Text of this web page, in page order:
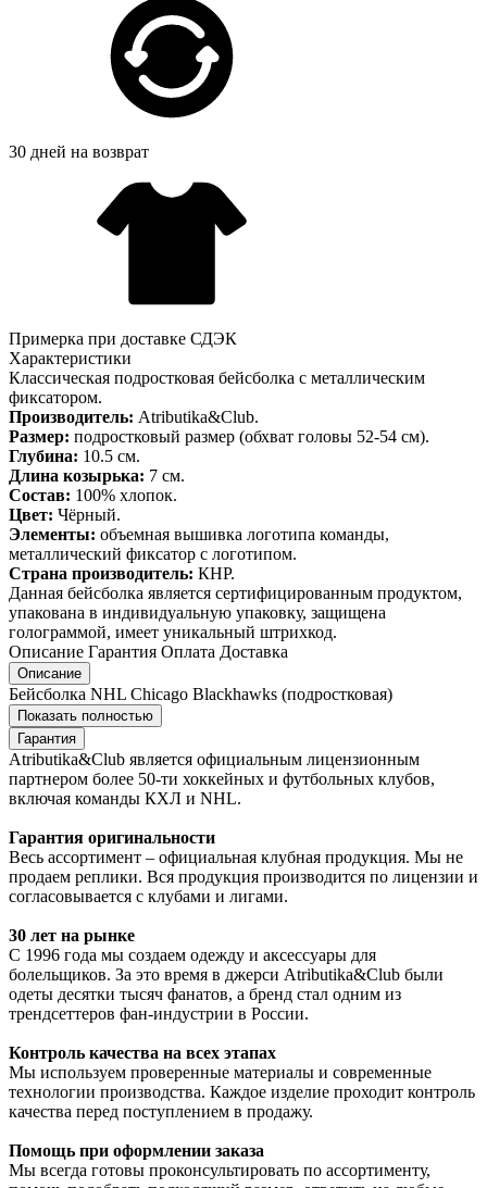
30 дней на возврат
Примерка при доставке СДЭК
Характеристики
Классическая подростковая бейсболка с металлическим
фиксатором.
Производитель: Atributika&Club.
Размер: подростковый размер (обхват головы 52-54 см).
Глубина: 10.5 см.
Длина козырька: 7 см.
Состав: 100% хлопок.
Цвет: Чёрный.
Элементы: объемная вышивка логотипа команды,
металлический фиксатор с логотипом.
Страна производитель: КНР.
Данная бейсболка является сертифицированным продуктом,
упакована в индивидуальную упаковку, защищена
голограммой, имеет уникальный штрихкод.
Описание Гарантия Оплата Доставка
Описание
Бейсболка NHL Chicago Blackhawks (подростковая)
Показать полностью
Гарантия
Atributika&Club является официальным лицензионным
партнером более 50-ти хоккейных и футбольных клубов,
включая команды КХЛ и NHL.
Гарантия оригинальности
Весь ассортимент – официальная клубная продукция. Мы не
продаем реплики. Вся продукция производится по лицензии и
согласовывается с клубами и лигами.
30 лет на рынке
С 1996 года мы создаем одежду и аксессуары для
болельщиков. За это время в джерси Atributika&Club были
одеты десятки тысяч фанатов, а бренд стал одним из
трендсеттеров фан-индустрии в России.
Контроль качества на всех этапах
Мы используем проверенные материалы и современные
технологии производства. Каждое изделие проходит контроль
качества перед поступлением в продажу.
Помощь при оформлении заказа
Мы всегда готовы проконсультировать по ассортименту,